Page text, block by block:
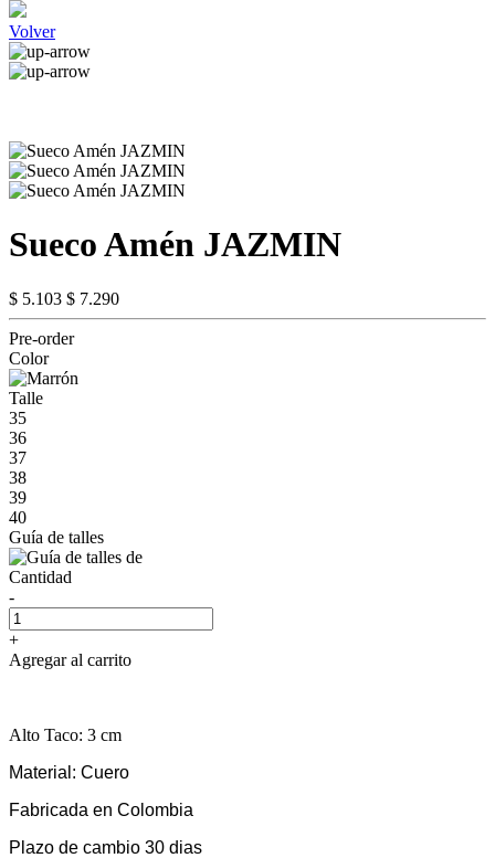
Volver
Sueco Amén JAZMIN
$ 5.103 $ 7.290
Pre-order
Color
Talle
35
36
37
38
39
40
Guía de talles
Cantidad
-
+
Agregar al carrito
Alto Taco: 3 cm
Material: Cuero
Fabricada en Colombia
Plazo de cambio 30 dias